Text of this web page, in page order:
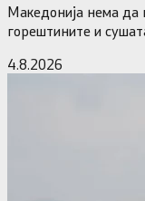
Македонија нема да
горештините и
4.8.2026